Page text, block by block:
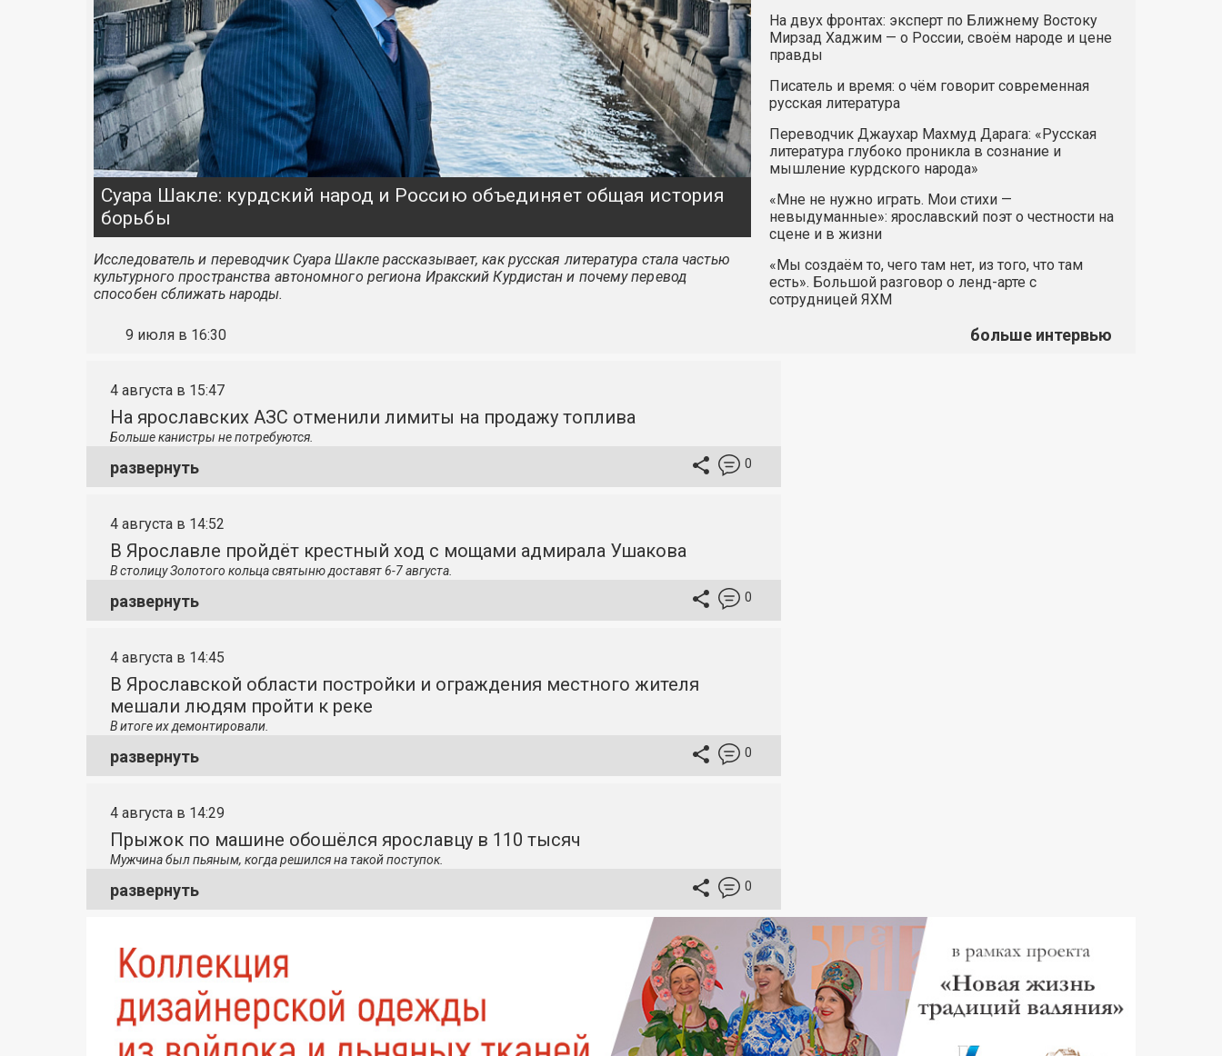
Суара Шакле: курдский народ и Россию объединяет общая история
борьбы
Исследователь и переводчик Суара Шакле рассказывает, как русская литература стала частью
культурного пространства автономного региона Иракский Курдистан и почему перевод
способен сближать народы.
9 июля в 16:30
На двух фронтах: эксперт по Ближнему Востоку
Мирзад Хаджим — о России, своём народе и цене
правды
Писатель и время: о чём говорит современная
русская литература
Переводчик Джаухар Махмуд Дарага: «Русская
литература глубоко проникла в сознание и
мышление курдского народа»
«Мне не нужно играть. Мои стихи —
невыдуманные»: ярославский поэт о честности на
сцене и в жизни
«Мы создаём то, чего там нет, из того, что там
есть». Большой разговор о ленд-арте с
сотрудницей ЯХМ
больше интервью
4 августа в 15:47
На ярославских АЗС отменили лимиты на продажу топлива
Больше канистры не потребуются.
развернуть 0
4 августа в 14:52
В Ярославле пройдёт крестный ход с мощами адмирала Ушакова
В столицуЗолотого кольца святыню доставят 6-7 августа.
развернуть 0
4 августа в 14:45
В Ярославской области постройки и ограждения местного жителя
мешали людям пройти к реке
В итоге их демонтировали.
развернуть 0
4 августа в 14:29
Прыжок по машине обошёлся ярославцу в 110 тысяч
Мужчина был пьяным, когда решился на такой поступок.
развернуть 0